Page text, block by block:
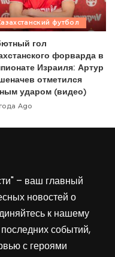
футбол
гол
форварда в
Израиля: Артур
отметился
ударом (видео)
Ago
– ваш главный
новостей о
к нашему
событий,
с героями